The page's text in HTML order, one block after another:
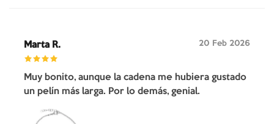
Marta R. 20 Feb 2026
Muy bonito, aunque la cadena me hubiera gustado
un pelín más larga. Por lo demás, genial.